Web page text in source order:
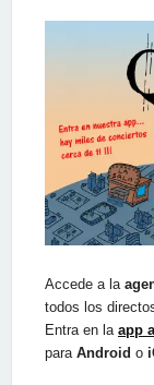
Accede a la
todos los
Entra en la app
para Android o